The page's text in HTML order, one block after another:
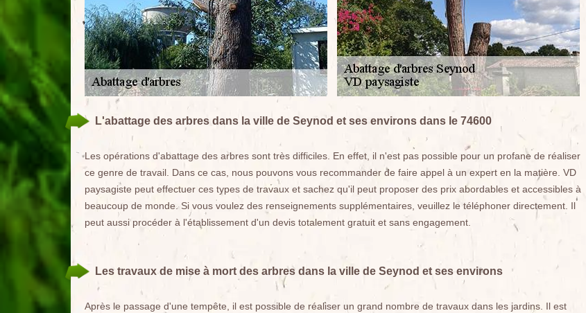
L'abattage des arbres dans la ville de Seynod et ses environs dans le 74600
Les opérations d'abattage des arbres sont très difficiles. En effet, il n'est pas possible pour un profane de réaliser
ce genre de travail. Dans ce cas, nous pouvons vous recommander de faire appel à un expert en la matière. VD
paysagiste peut effectuer ces types de travaux et sachez qu'il peut proposer des prix abordables et accessibles à
beaucoup de monde. Si vous voulez des renseignements supplémentaires, veuillez le téléphoner directement. Il
peut aussi procéder à l'établissement d'un devis totalement gratuit et sans engagement.
Les travaux de mise à mort des arbres dans la ville de Seynod et ses environs
Après le passage d'une tempête, il est possible de réaliser un grand nombre de travaux dans les jardins. Il est